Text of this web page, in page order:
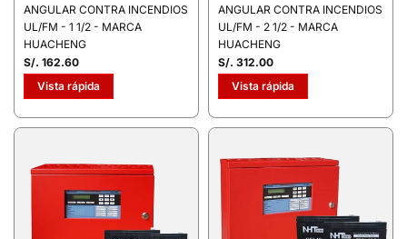
ANGULAR CONTRA INCENDIOS
UL/FM - 1 1/2 - MARCA
HUACHENG
S/. 162.60
Vista rápida
ANGULAR CONTRA INCENDIOS
UL/FM - 2 1/2 - MARCA
HUACHENG
S/. 312.00
Vista rápida